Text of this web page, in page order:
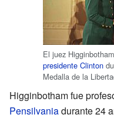
El juez
presidente Clinton
Medalla de la
Higginbotham fue
Pensilvaniadurante 24